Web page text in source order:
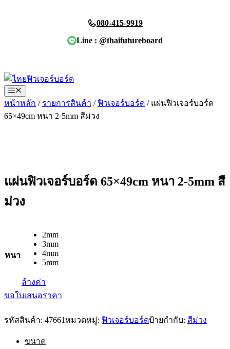
080-415-9919
Line : @thaifutureboard
Menu
หน้าหลัก / รายการสินค้า /ฟิวเจอร์บอร์ด / แผ่นฟิวเจอร์บอร์ด
65×49cm หนา 2-5mm สีม่วง
แผ่นฟิวเจอร์บอร์ด 65×49cm หนา 2-5mm สี
ม่วง
หนา
2mm
3mm
4mm
5mm
ล้างค่า
ขอใบเสนอราคา
รหัสสินค้า: 47661หมวดหมู่: ฟิวเจอร์บอร์ดป้ายกำกับ: สีม่วง
ขนาด